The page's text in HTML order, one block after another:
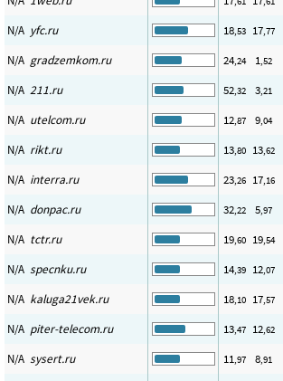
N/A yfc.ru 18,53 17,77
N/A gradzemkom.ru 24,24 1,52
N/A 211.ru 52,32 3,21
N/A utelcom.ru 12,87 9,04
N/A rikt.ru 13,80 13,62
N/A interra.ru 23,26 17,16
N/A donpac.ru 32,22 5,97
N/A tctr.ru 19,60 19,54
N/A specnku.ru 14,39 12,07
N/A kaluga21vek.ru 18,10 17,57
N/A piter-telecom.ru 13,47 12,62
N/A sysert.ru 11,97 8,91